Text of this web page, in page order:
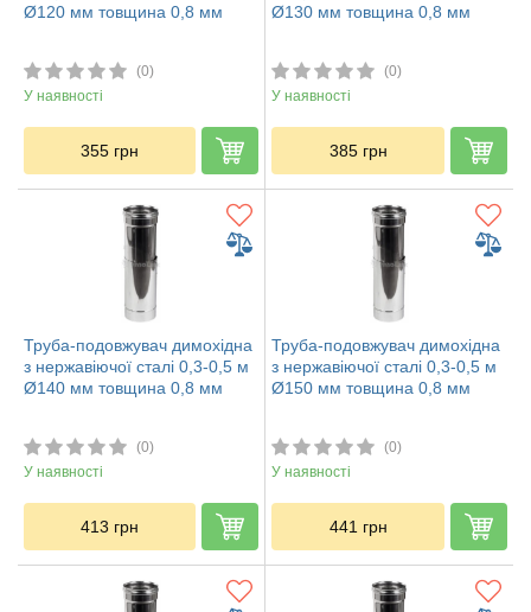
Ø120 мм товщина 0,8 мм
(0)
У наявності
355 грн
Ø130 мм товщина 0,8 мм
(0)
У наявності
385 грн
Труба-подовжувач димохідна
з нержавіючої сталі 0,3-0,5 м
Ø140 мм товщина 0,8 мм
(0)
У наявності
413 грн
Труба-подовжувач димохідна
з нержавіючої сталі 0,3-0,5 м
Ø150 мм товщина 0,8 мм
(0)
У наявності
441 грн